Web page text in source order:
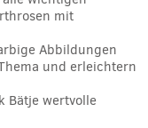
mit
Abbildungen
und erleichtern
Bätje wertvolle